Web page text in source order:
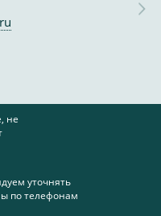
не
уточнять
по телефонам